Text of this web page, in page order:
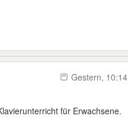
Gestern, 10:14
für Erwachsene.